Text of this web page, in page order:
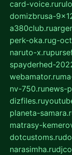
card-voice.ru
domizbrusa-
a380club.ru
perk-oka.rug-
naruto-x.ru
spayderhed-
webamator.ru
nv-750.runews-
dizfiles.ru
planeta-
matrasy-
dotcustoms.ru
narasimha.ru